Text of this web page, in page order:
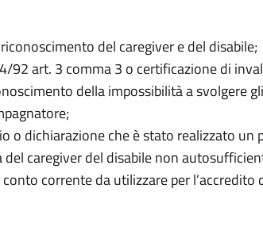
del caregiver e del disabile;
92 art. 3 comma 3 o certificazione di
della impossibilità a svolgere
o dichiarazione che è stato realizzato un
del caregiver del disabile non
corrente da utilizzare per l’accredito